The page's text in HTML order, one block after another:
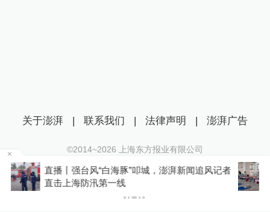
“有被褥、有热水、有空调”，台风天这个邻里中
心变身为安置点
关于澎湃 | 联系我们 | 法律声明 | 澎湃广告
©2014~2026 上海东方报业有限公司
沪ICP证：沪B2-20170116 | 沪ICP备14003370号
互联网新闻信息服务许可证：31120170006
沪公网安备 31010602000299号